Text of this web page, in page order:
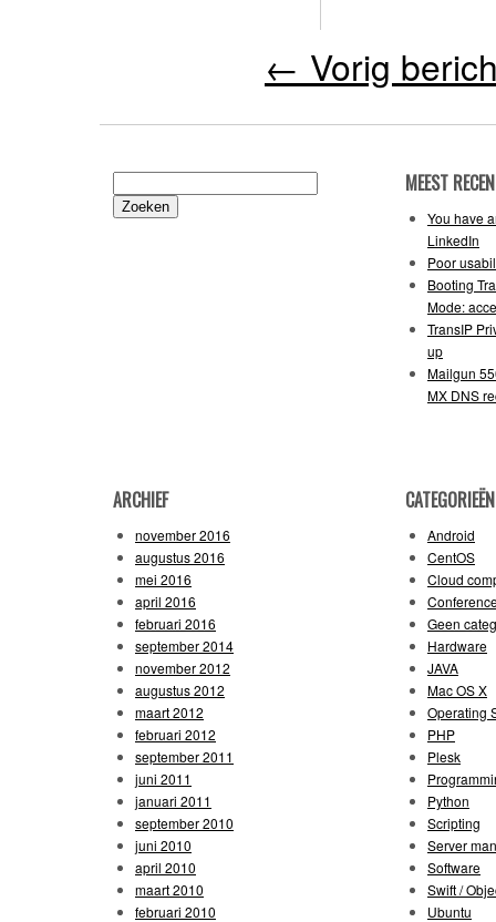
← Vorig
naar:
MEEST
You have
LinkedIn
Poor
Booting
Mode:
TransIP
up
Mailgun
MX DNS
ARCHIEF
november 2016
augustus 2016
mei 2016
april 2016
februari 2016
september 2014
november 2012
augustus 2012
maart 2012
februari 2012
september 2011
juni 2011
januari 2011
september 2010
juni 2010
april 2010
maart 2010
februari 2010
CATEGORIEËN
Android
CentOS
Cloud
Geen
Hardware
JAVA
Mac OS X
Operating
PHP
Plesk
Python
Scripting
Server
Software
Swift /
Ubuntu